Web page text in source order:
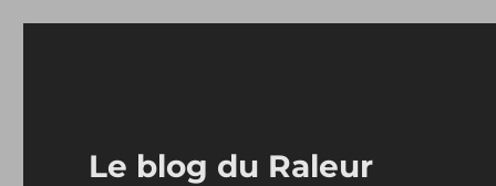
Le blog du Raleur